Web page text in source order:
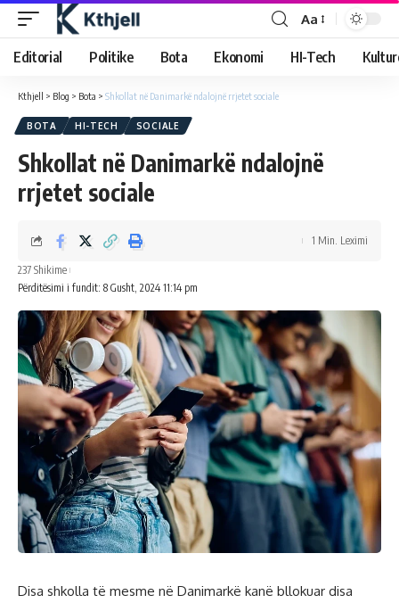
Aa
Editorial Politike Bota Ekonomi HI-Tech
Kthjell > Blog > Bota > Shkollat në Danimarkë ndalojnë rrjetet sociale
BOTA HI-TECH SOCIALE
Shkollat në Danimarkë ndalojnë
rrjetet sociale
Përditësimi i fundit: 8 Gusht, 2024 11:14 pm
237 Shikime
1 Min. Leximi
Disa shkolla të mesme në Danimarkë kanë bllokuar disa